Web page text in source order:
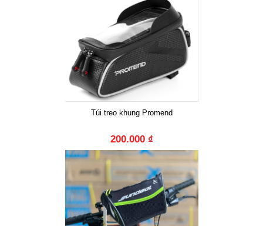
Túi treo khung Promend
200.000 ₫